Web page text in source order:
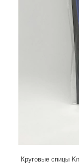
Круговые спицы